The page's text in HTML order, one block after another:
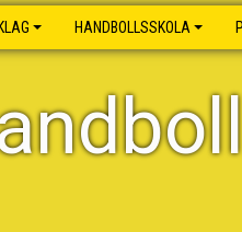
HANDBOLLSSKOLA